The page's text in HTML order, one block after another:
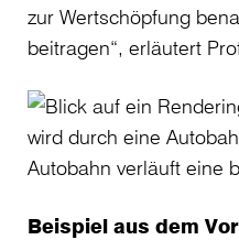
zur Wertschöpfung
beitragen“, erläutert
Beispiel aus dem